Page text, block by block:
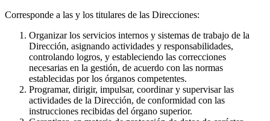
Corresponde a las y los titulares de las Direcciones:
Organizar los servicios internos y sistemas de trabajo de la
Dirección, asignando actividades y responsabilidades,
controlando logros, y estableciendo las correcciones
necesarias en la gestión, de acuerdo con las normas
establecidas por los órganos competentes.
Programar, dirigir, impulsar, coordinar y supervisar las
actividades de la Dirección, de conformidad con las
instrucciones recibidas del órgano superior.